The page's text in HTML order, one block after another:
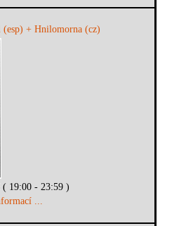
+ Hnilomorna (cz)
( 19:00 - 23:59 )
...